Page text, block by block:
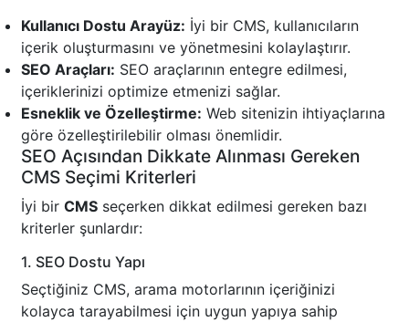
Kullanıcı Dostu Arayüz: İyi bir CMS, kullanıcıların
içerik oluşturmasını ve yönetmesini kolaylaştırır.
SEO Araçları: SEO araçlarının entegre edilmesi,
içeriklerinizi optimize etmenizi sağlar.
Esneklik ve Özelleştirme: Web sitenizin ihtiyaçlarına
göre özelleştirilebilir olması önemlidir.
SEO Açısından Dikkate Alınması Gereken
CMS Seçimi Kriterleri
İyi bir CMS seçerken dikkat edilmesi gereken bazı
kriterler şunlardır:
1. SEO Dostu Yapı
Seçtiğiniz CMS, arama motorlarının içeriğinizi
kolayca tarayabilmesi için uygun yapıya sahip